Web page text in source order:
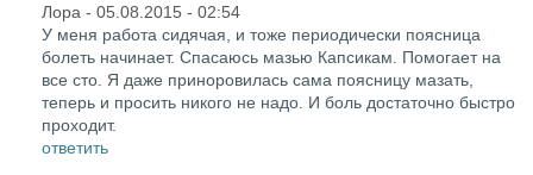
Лора - 05.08.2015 - 02:54
У меня работа сидячая, и тоже периодически поясница
болеть начинает. Спасаюсь мазью Капсикам. Помогает на
все сто. Я даже приноровилась сама поясницу мазать,
теперь и просить никого не надо. И боль достаточно быстро
проходит.
ответить